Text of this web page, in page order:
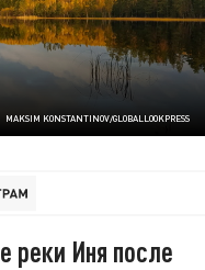
MAKSIM KONSTANTINOV/GLOBALLOOKPRESS
реки Иня после